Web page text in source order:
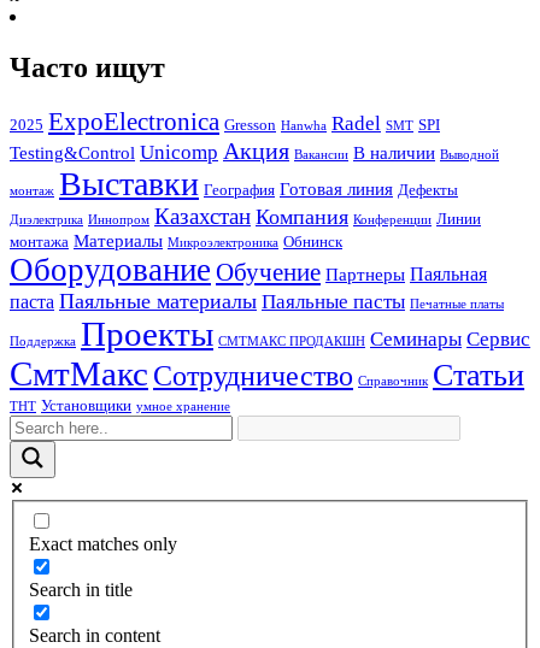
Часто ищут
2025 ExpoElectronica Gresson Hanwha Radel SMT SPI
Testing&Control Unicomp Акция Вакансии В наличии Выводной
монтаж Выставки География Готовая линия Дефекты
Диэлектрика Иннопром Казахстан Компания Конференции Линии
монтажа Материалы Микроэлектроника Обнинск
Оборудование Обучение Партнеры Паяльная
паста Паяльные материалы Паяльные пасты Печатные платы
Поддержка Проекты СМТМАКС ПРОДАКШН Семинары Сервис
СмтМакс Сотрудничество Справочник Статьи
ТНТ Установщики умное хранение
Exact matches only
Search in title
Search in content